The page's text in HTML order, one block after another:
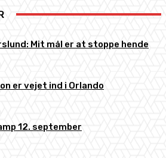
Mit mål er at stoppe hende
er vejet ind i Orlando
12. september